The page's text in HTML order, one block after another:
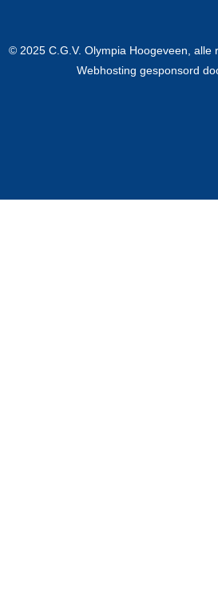
© 2025 C.G.V. Olympia Hoogeveen,
Webhosting gesponsord